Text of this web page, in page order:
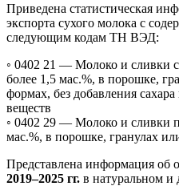
Приведена статистическая
экспорта сухого молока с
следующим кодам ТН ВЭД:
◦ 0402 21 — Молоко и сливки
более 1,5 мас.%, в порошке,
формах, без добавления
веществ
◦ 0402 29 — Молоко и сливки
мас.%, в порошке, гранулах
Представлена информация об
2019–2025 гг. в натуральном